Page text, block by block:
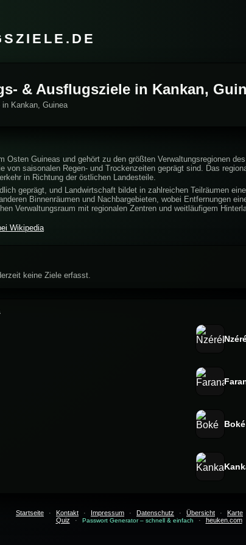
& Ausflugsziele in Kankan,
in Kankan, Guinea
Osten Guineas und gehört zu den größten Verwaltungsregionen
von saisonalen Regen- und Trockenzeiten geprägt sind. Das
in Richtung der östlichen Landesteile.
geprägt, und Landwirtschaft bildet in zahlreichen Teilräumen
Binnenräumen und Nachbargebieten, wobei Entfernungen
Verwaltungsraum mit regionalen Zentren und weitläufigem
Wikipedia
keine Ziele erfasst.
Boké
Startseite · Kontakt · Impressum · Datenschutz · Übersicht · Karte
Quiz
· Passwort Generator – schnell & einfach · heuken.com